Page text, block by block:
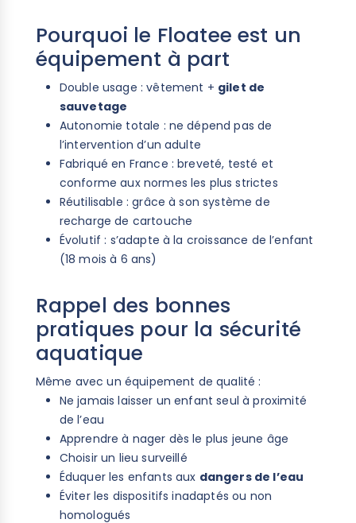
Pourquoi le Floatee est un
équipement à part
Double usage : vêtement + gilet de
sauvetage
Autonomie totale : ne dépend pas de
l’intervention d’un adulte
Fabriqué en France : breveté, testé et
conforme aux normes les plus strictes
Réutilisable : grâce à son système de
recharge de cartouche
Évolutif : s’adapte à la croissance de l’enfant
(18 mois à 6 ans)
Rappel des bonnes
pratiques pour la sécurité
aquatique
Même avec un équipement de qualité :
Ne jamais laisser un enfant seul à proximité
de l’eau
Apprendre à nager dès le plus jeune âge
Choisir un lieu surveillé
Éduquer les enfants aux dangers de l’eau
Éviter les dispositifs inadaptés ou non
homologués